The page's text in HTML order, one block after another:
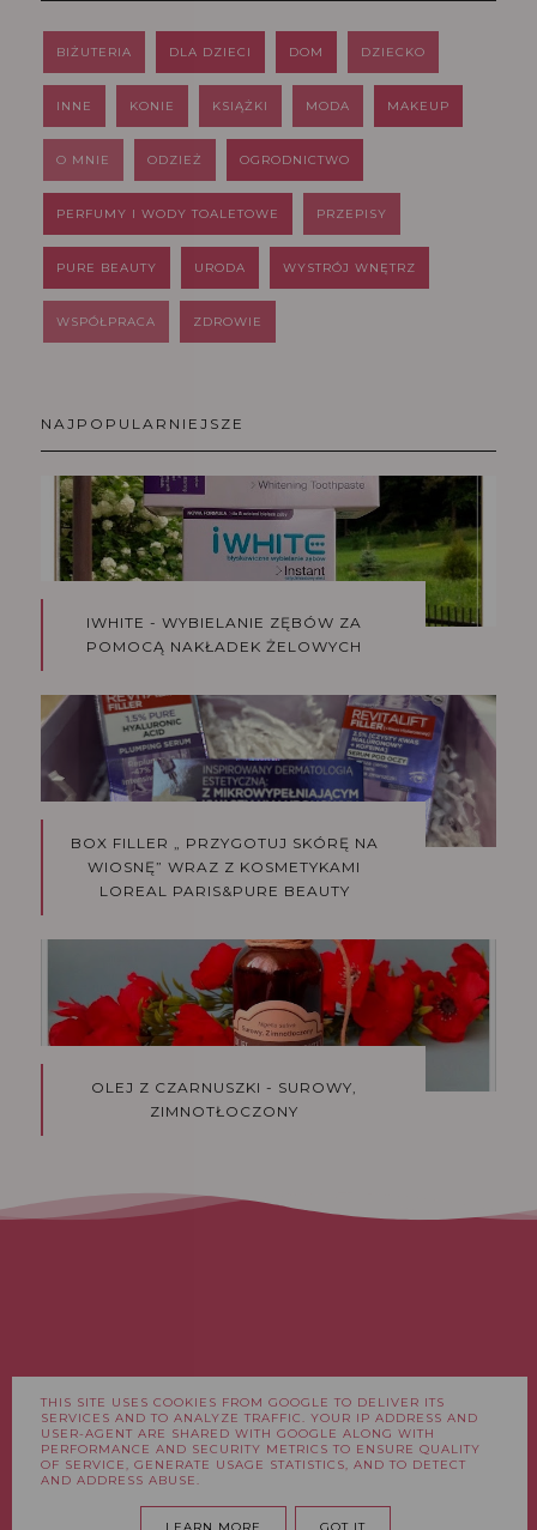
BIŻUTERIA DLA DZIECI DOM DZIECKO
INNE KONIE KSIĄŻKI MODA MAKEUP
O MNIE ODZIEŻ OGRODNICTWO
PERFUMY I WODY TOALETOWE PRZEPISY
PURE BEAUTY URODA WYSTRÓJ WNĘTRZ
WSPÓŁPRACA ZDROWIE
NAJPOPULARNIEJSZE
IWHITE - WYBIELANIE ZĘBÓW ZA
POMOCĄ NAKŁADEK ŻELOWYCH
BOX FILLER „ PRZYGOTUJ SKÓRĘ NA
WIOSNĘ” WRAZ Z KOSMETYKAMI
LOREAL PARIS&PURE BEAUTY
OLEJ Z CZARNUSZKI - SUROWY,
ZIMNOTŁOCZONY
FACEBOOK INSTAGRAM
COPYRIGHT ©NATALIA I JEJ ŚWIAT
THIS SITE USES COOKIES FROM GOOGLE TO DELIVER ITS
SERVICES AND TO ANALYZE TRAFFIC. YOUR IP ADDRESS AND
USER-AGENT ARE SHARED WITH GOOGLE ALONG WITH
PERFORMANCE AND SECURITY METRICS TO ENSURE QUALITY
OF SERVICE, GENERATE USAGE STATISTICS, AND TO DETECT
AND ADDRESS ABUSE.
LEARN MORE GOT IT